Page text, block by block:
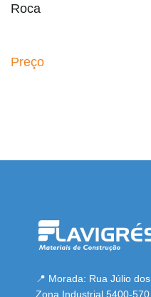
Roca
Preço
📍 Morada: Rua Júlio
Zona Industrial 5400-